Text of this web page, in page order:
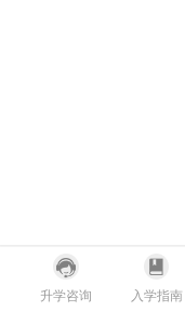
升学咨询 入学指南